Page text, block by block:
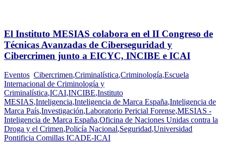
El Instituto MESIAS colabora en el II Congreso de
Técnicas Avanzadas de Ciberseguridad y
Cibercrimen junto a EICYC, INCIBE e ICAI
Eventos Cibercrimen,Criminalística,Criminología,Escuela
Internacional de Criminología y
Criminalística,ICAI,INCIBE,Instituto
MESIAS,Inteligencia,Inteligencia de Marca España,Inteligencia de
Marca País,Investigación,Laboratorio Pericial Forense,MESIAS -
Inteligencia de Marca España,Oficina de Naciones Unidas contra la
Droga y el Crimen,Policía Nacional,Seguridad,Universidad
Pontificia Comillas ICADE-ICAI